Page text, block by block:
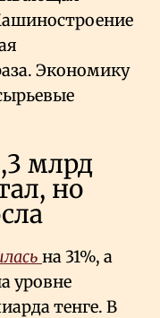
Экономику
млрд
но
на 31%, а
уровне
тенге. В